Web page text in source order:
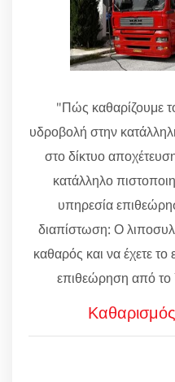
"Πώς καθαρίζουμε
υδροβολή στην
στο δίκτυο
κατάλληλο
υπηρεσία
διαπίστωση: Ο
καθαρός και να έχετε το
επιθεώρηση από το